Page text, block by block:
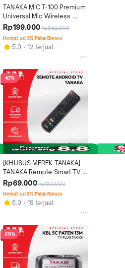
TANAKA MIC T-100 Premium
Universal Mic Wireless
Karaoke Meeting
Professional Basic Receiver
Double Microphone
Rechargeable Sinyal Stabil
Rp199.000Rp362.000
Hemat s.d 3% Pakai Bonus
5.0 12 terjual
47%
[KHUSUS MEREK TANAKA]
TANAKA Remote Smart TV
LED DVB T2 Android Televisi
Garansi Resmi 1 Tahun
Rp69.000Rp130.000
Hemat s.d 8% Pakai Bonus
5.0 19 terjual
35%